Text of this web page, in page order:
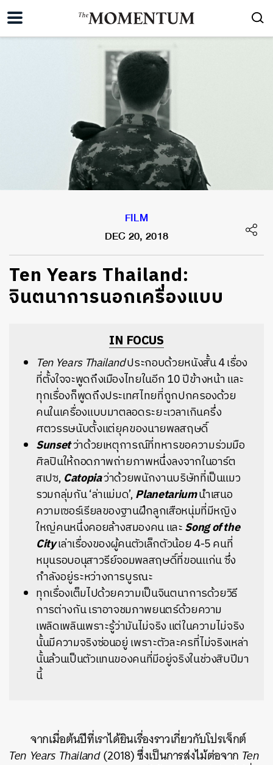
FILM
DEC 20, 2018
Ten Years Thailand:
จินตนาการนอกเครื่องแบบ
IN FOCUS
Ten Years Thailandประกอบด้วยหนังสั้น 4 เรื่อง
ที่ตั้งใจจะพูดถึงเมืองไทยในอีก 10 ปีข้างหน้าและ
ทุกเรื่องก็พูดถึงประเทศไทยที่ถูกปกครองด้วย
คนในเครื่องแบบมาตลอดระยะเวลาเกินครึ่ง
ศตวรรษนับตั้งแต่ยุคของนายพลสฤษดิ์
Sunsetว่าด้วยเหตุการณ์ที่ทหารขอความร่วมมือ
ศิลปินให้ถอดภาพถ่ายภาพหนึ่งลงจากในอาร์ต
สเปซ, Catopiaว่าด้วยพนักงานบริษัทที่เป็นแมว
รวมกลุ่มกัน‘ล่าแม่มด’,Planetariumนำเสนอ
ความเซอร์เรียลของฐานฝึกลูกเสือหนุ่มที่มีหญิง
ใหญ่คนหนึ่งคอยล้างสมองคนและSong of the
Cityเล่าเรื่องของผู้คนตัวเล็กตัวน้อย4-5คนที่
หมุนรอบอนุสาวรีย์จอมพลสฤษดิ์ที่ขอนแก่นซึ่ง
กำลังอยู่ระหว่างการบูรณะ
ทุกเรื่องเต็มไปด้วยความเป็นจินตนาการด้วยวิธี
การต่างกัน เราอาจชมภาพยนตร์ด้วยความ
เพลิดเพลินเพราะรู้ว่ามันไม่จริง แต่ในความไม่จริง
นั้นมีความจริงซ่อนอยู่ เพราะตัวละครที่ไม่จริงเหล่า
นั้นล้วนเป็นตัวแทนของคนที่มีอยู่จริงในช่วงสิบปีมา
นี้
จากเมื่อต้นปีที่เราได้ยินเรื่องราวเกี่ยวกับโปรเจ็กต์
Ten Years Thailand(2018)ซึ่งเป็นการส่งไม้ต่อจาก Ten